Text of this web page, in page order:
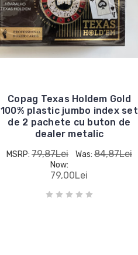
Copag Texas Holdem Gold
100% plastic jumbo index set
de 2 pachete cu buton de
dealer metalic
MSRP: 79,87Lei Was: 84,87Lei
Now:
79,00Lei